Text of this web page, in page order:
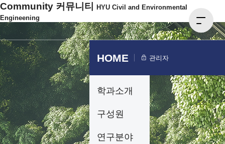
HOME 관리자
학과소개
구성원
연구분야
Community 커뮤니티
HYU Civil and Environmental
Engineening